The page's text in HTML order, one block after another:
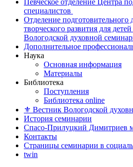
Певческое отделение Центра
специалистов
Отделение подготовительного
творческого развития для
Вологодской духовной
Дополнительное
Наука
Основная информация
Материалы
Библиотека
Поступления
Библиотека online
⚜ Вестник Вологодской
История семинарии
Спасо-Прилуцкий Димитриев
Контакты
Страницы семинарии в
twin